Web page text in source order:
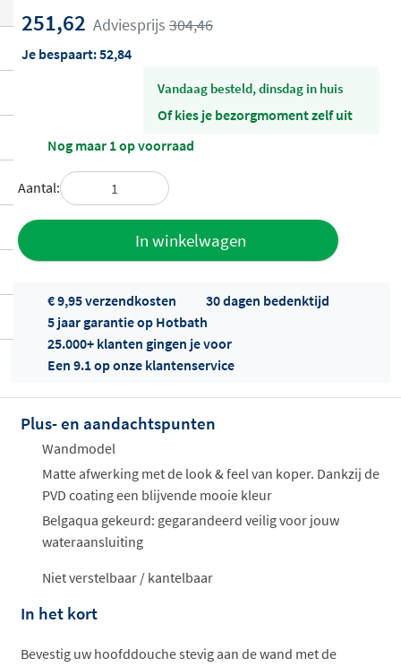
251,62 Adviesprijs 304,46
Je bespaart:52,84
vandaag besteld, dinsdag in huis
Of kies je bezorgmoment zelf uit
Nog maar 1 op voorraad
Aantal:
In winkelwagen
Offertes
ophalen...
€ 9,95 verzendkosten
30 dagen bedenktijd
5 jaar garantie op Hotbath
25.000+ klanten gingen je voor
Een 9.1 op onze klantenservice
Plus- en aandachtspunten
Wandmodel
Matte afwerking met de look & feel van koper. Dankzij de
PVD coating een blijvende mooie kleur
Belgaqua gekeurd: gegarandeerd veilig voor jouw
wateraansluiting
Niet verstelbaar / kantelbaar
In het kort
Bevestig uw hoofddouche stevig aan de wand met de